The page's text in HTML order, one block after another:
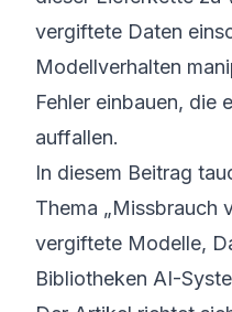
vergiftete Daten
Modellverhalten
Fehler einbauen, die
auffallen.
In diesem Beitrag
Thema „Missbrauch
vergiftete Modelle,
Bibliotheken AI-